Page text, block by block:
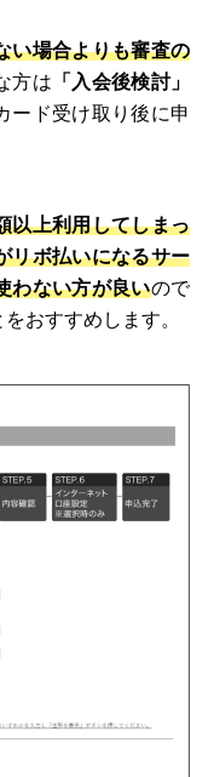
い場合よりも審査の
方は 「入会後検討」
ード受け取り後に申
以上利用してしまっ
リボ払いになるサー
わない方が良いので
おすすめします。